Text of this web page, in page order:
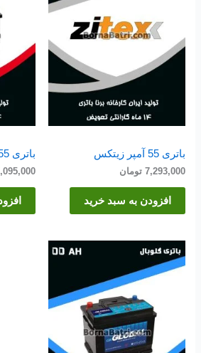
باتری 55 آمپر زیتکس
7,293,000 تومان
افزودن به سبد خرید
باتری 55 آمپر برنا